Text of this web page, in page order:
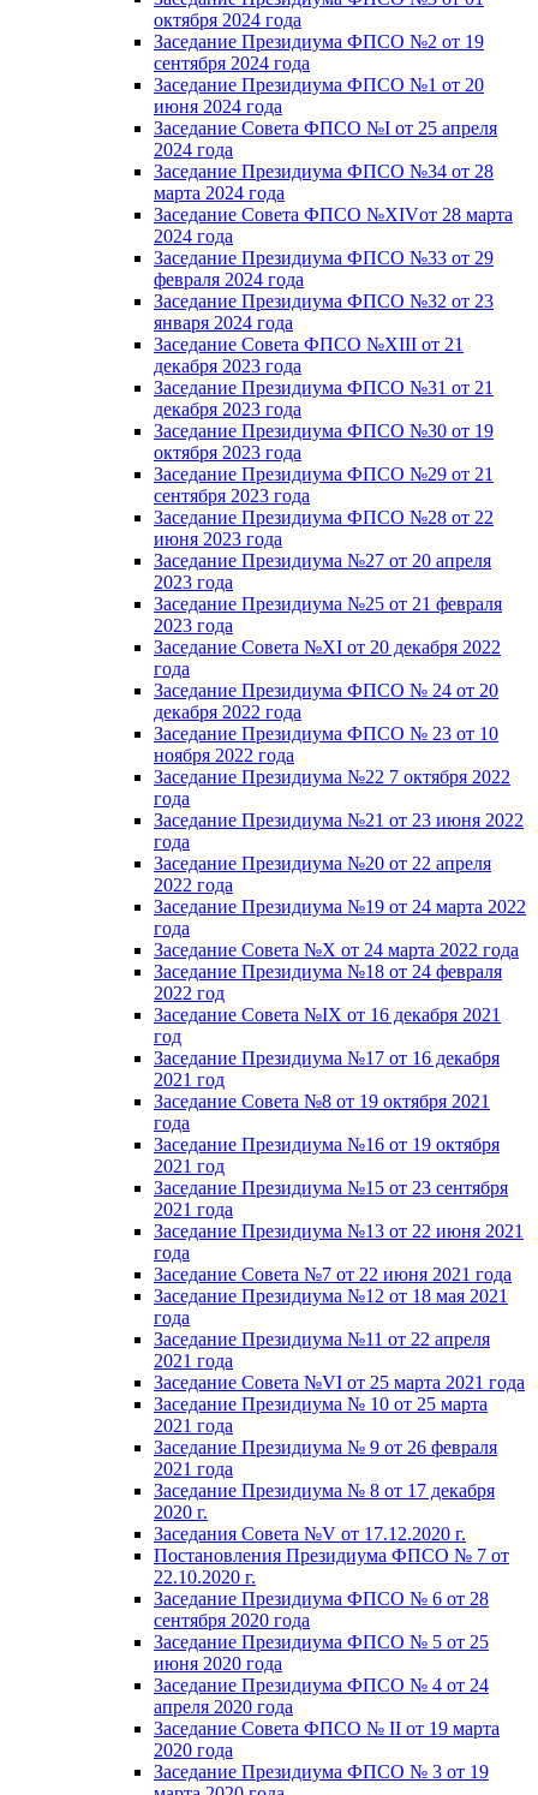
октября 2024 года
Заседание Президиума ФПСО №2 от 19
сентября 2024 года
Заседание Президиума ФПСО №1 от 20
июня 2024 года
Заседание Совета ФПСО №I от 25 апреля
2024 года
Заседание Президиума ФПСО №34 от 28
марта 2024 года
Заседание Совета ФПСО №XIVот 28 марта
2024 года
Заседание Президиума ФПСО №33 от 29
февраля 2024 года
Заседание Президиума ФПСО №32 от 23
января 2024 года
Заседание Совета ФПСО №XIII от 21
декабря 2023 года
Заседание Президиума ФПСО №31 от 21
декабря 2023 года
Заседание Президиума ФПСО №30 от 19
октября 2023 года
Заседание Президиума ФПСО №29 от 21
сентября 2023 года
Заседание Президиума ФПСО №28 от 22
июня 2023 года
Заседание Президиума №27 от 20 апреля
2023 года
Заседание Президиума №25 от 21 февраля
2023 года
Заседание Совета №XI от 20 декабря 2022
года
Заседание Президиума ФПСО № 24 от 20
декабря 2022 года
Заседание Президиума ФПСО № 23 от 10
ноября 2022 года
Заседание Президиума №22 7 октября 2022
года
Заседание Президиума №21 от 23 июня 2022
года
Заседание Президиума №20 от 22 апреля
2022 года
Заседание Президиума №19 от 24 марта 2022
года
Заседание Совета №X от 24 марта 2022 года
Заседание Президиума №18 от 24 февраля
2022 год
Заседание Совета №IX от 16 декабря 2021
год
Заседание Президиума №17 от 16 декабря
2021 год
Заседание Совета №8 от 19 октября 2021
года
Заседание Президиума №16 от 19 октября
2021 год
Заседание Президиума №15 от 23 сентября
2021 года
Заседание Президиума №13 от 22 июня 2021
года
Заседание Совета №7 от 22 июня 2021 года
Заседание Президиума №12 от 18 мая 2021
года
Заседание Президиума №11 от 22 апреля
2021 года
Заседание Совета №VI от 25 марта 2021 года
Заседание Президиума № 10 от 25 марта
2021 года
Заседание Президиума № 9 от 26 февраля
2021 года
Заседание Президиума № 8 от 17 декабря
2020 г.
Заседания Совета №V от 17.12.2020 г.
Постановления Президиума ФПСО № 7 от
22.10.2020 г.
Заседание Президиума ФПСО № 6 от 28
сентября 2020 года
Заседание Президиума ФПСО № 5 от 25
июня 2020 года
Заседание Президиума ФПСО № 4 от 24
апреля 2020 года
Заседание Совета ФПСО № II от 19 марта
2020 года
Заседание Президиума ФПСО № 3 от 19